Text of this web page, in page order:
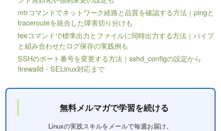
mtrコマンドでネットワーク経路と品質を確認する方法｜pingと
tracerouteを統合した障害切り分けも
teeコマンドで標準出力とファイルに同時出力する方法｜パイプ
と組み合わせたログ保存の実践例も
SSHのポート番号を変更する方法｜sshd_configの設定から
firewalld・SELinux対応まで
無料メルマガで学習を続ける
Linuxの実践スキルをメールで毎週お届け。